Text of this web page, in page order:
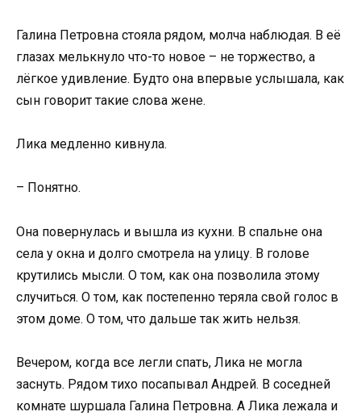
Галина Петровна стояла рядом, молча наблюдая. В её
глазах мелькнуло что-то новое – не торжество, а
лёгкое удивление. Будто она впервые услышала, как
сын говорит такие слова жене.
Лика медленно кивнула.
– Понятно.
Она повернулась и вышла из кухни. В спальне она
села у окна и долго смотрела на улицу. В голове
крутились мысли. О том, как она позволила этому
случиться. О том, как постепенно теряла свой голос в
этом доме. О том, что дальше так жить нельзя.
Вечером, когда все легли спать, Лика не могла
заснуть. Рядом тихо посапывал Андрей. В соседней
комнате шуршала Галина Петровна. А Лика лежала и